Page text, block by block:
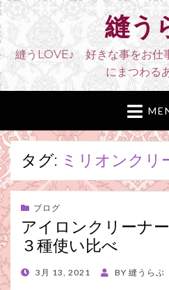
縫う
縫うLOVE♪ 好きな事をお仕
にまつわる
タグ: ミリオンクリ
ブログ
アイロンクリーナ
３種使い比べ
POSTED
3月 13, 2021 BY 縫うらぶ